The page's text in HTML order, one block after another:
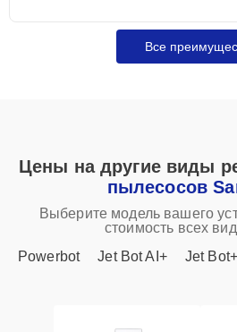
Все
Цены на другие виды
пылесосов
Выберите модель вашего
стоимость всех
Powerbot
Jet Bot AI+ Jet Bot+